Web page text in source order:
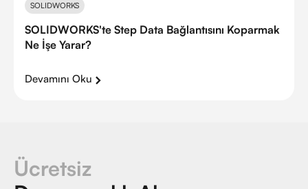
SOLIDWORKS
SOLIDWORKS'te Step Data Bağlantısını Koparmak
Ne İşe Yarar?
Devamını Oku
Ücretsiz